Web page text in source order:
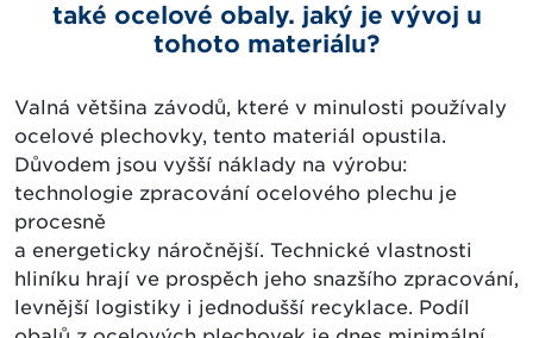
také ocelové obaly. jaký je vývoj u
tohoto materiálu?
Valná většina závodů, které v minulosti používaly
ocelové plechovky, tento materiál opustila.
Důvodem jsou vyšší náklady na výrobu:
technologie zpracování ocelového plechu je
procesně
a energeticky náročnější. Technické vlastnosti
hliníku hrají ve prospěch jeho snazšího zpracování,
levnější logistiky i jednodušší recyklace. Podíl